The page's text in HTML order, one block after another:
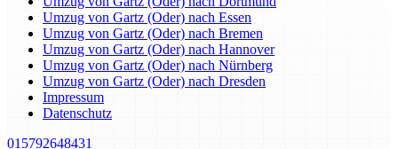
Umzug von Gartz (Oder) nach Essen
Umzug von Gartz (Oder) nach Bremen
Umzug von Gartz (Oder) nach Hannover
Umzug von Gartz (Oder) nach Nürnberg
Umzug von Gartz (Oder) nach Dresden
Impressum
Datenschutz
015792648431